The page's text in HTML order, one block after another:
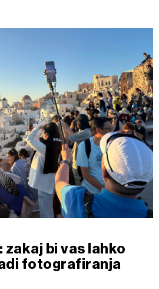
bi vas lahko
fotografiranja